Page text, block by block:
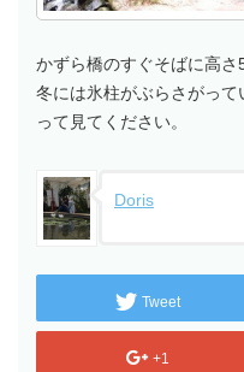
かずら橋のすぐそばに高さ
冬には氷柱がぶらさがっ
って見てください。
Doris
Tweet
+1